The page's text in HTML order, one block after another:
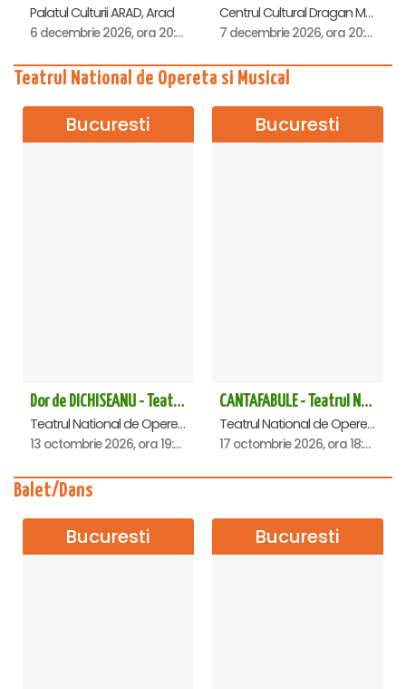
Palatul Culturii ARAD, Arad
6 decembrie 2026, ora 20:00
Centrul Cultural Dragan Muntean, Deva
7 decembrie 2026, ora 20:00
Teatrul National de Opereta si Musical
Bucuresti
Dor de DICHISEANU - Teatrul Național de Operetă și Musical „Ion Dacian"
Teatrul National de Opereta si Musical Ion Dacian, Bucuresti
13 octombrie 2026, ora 19:00
Bucuresti
CANTAFABULE - Teatrul National de Opereta si Musical
Teatrul National de Opereta si Musical Ion Dacian, Bucuresti
17 octombrie 2026, ora 18:00
Balet/Dans
Bucuresti Bucuresti